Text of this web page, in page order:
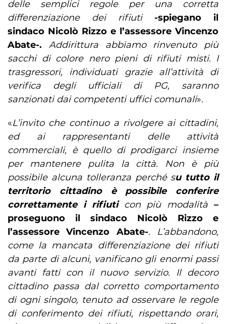
delle semplici regole per una corretta
differenziazione dei rifiuti
-spiegano il
sindaco Nicolò Rizzo e l’assessore Vincenzo
Abate-. Addirittura abbiamo rinvenuto più
sacchi di colore nero pieni di rifiuti misti. I
trasgressori, individuati grazie all’attività di
verifica degli ufficiali di PG, saranno
sanzionati dai competenti uffici comunali».
«L’invito che continuo a rivolgere ai cittadini,
ed ai rappresentanti delle attività
commerciali, è quello di prodigarci insieme
per mantenere pulita la città. Non è più
possibile alcuna tolleranza perché su tutto il
territorio cittadino è possibile conferire
correttamente i rifiuticon più modalità –
proseguono il sindaco Nicolò Rizzo e
l’assessore Vincenzo Abate-. L’abbandono,
come la mancata differenziazione dei rifiuti
da parte di alcuni, vanificano gli enormi passi
avanti fatti con il nuovo servizio. Il decoro
cittadino passa dal corretto comportamento
di ogni singolo, tenuto ad osservare le regole
di conferimento dei rifiuti, rispettando orari,